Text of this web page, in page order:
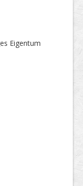
Eigentum